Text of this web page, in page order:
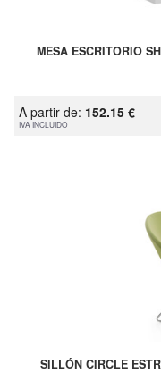
MESA ESCRITORIO
A partir de: 152.15 €
IVA INCLUIDO
SILLÓN CIRCLE